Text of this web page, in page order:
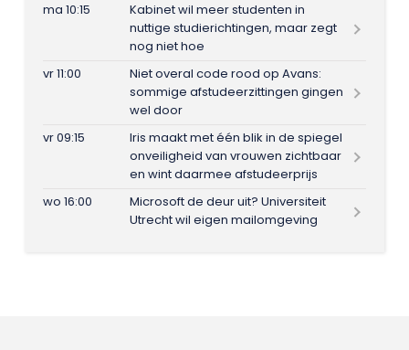
ma 10:15
Kabinet wil meer studenten in
nuttige studierichtingen, maar zegt
nog niet hoe
vr 11:00
Niet overal code rood op Avans:
sommige afstudeerzittingen gingen
wel door
vr 09:15
Iris maakt met één blik in de spiegel
onveiligheid van vrouwen zichtbaar
en wint daarmee afstudeerprijs
wo 16:00
Microsoft de deur uit? Universiteit
Utrecht wil eigen mailomgeving